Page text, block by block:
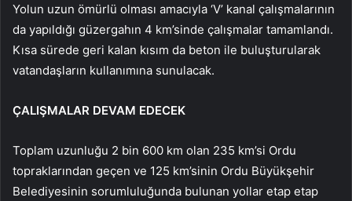
Yolun uzun ömürlü olması amacıyla ‘V’ kanal çalışmalarının
da yapıldığı güzergahın 4 km’sinde çalışmalar tamamlandı.
Kısa sürede geri kalan kısım da beton ile buluşturularak
vatandaşların kullanımına sunulacak.
ÇALIŞMALAR DEVAM EDECEK
Toplam uzunluğu 2 bin 600 km olan 235 km’si Ordu
topraklarından geçen ve 125 km’sinin Ordu Büyükşehir
Belediyesinin sorumluluğunda bulunan yollar etap etap